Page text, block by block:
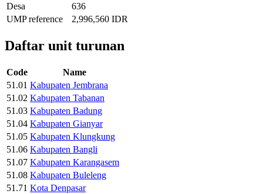
Desa
636
UMP reference
2,996,560 IDR
Daftar unit turunan
Code
Name
51.01 Kabupaten Jembrana
51.02 Kabupaten Tabanan
51.03 Kabupaten Badung
51.04 Kabupaten Gianyar
51.05 Kabupaten Klungkung
51.06 Kabupaten Bangli
51.07 Kabupaten Karangasem
51.08 Kabupaten Buleleng
51.71 Kota Denpasar